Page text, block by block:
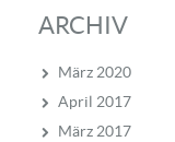
ARCHIV
März 2020
April 2017
März 2017